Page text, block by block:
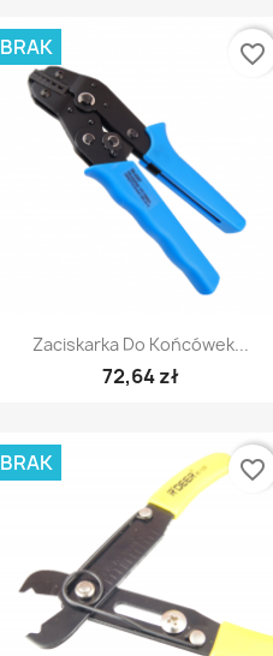
Szybki podgląd
Zaciskarka Do Końcówek...
72,64 zł
BRAK favorite_border
BRAK favorite_border